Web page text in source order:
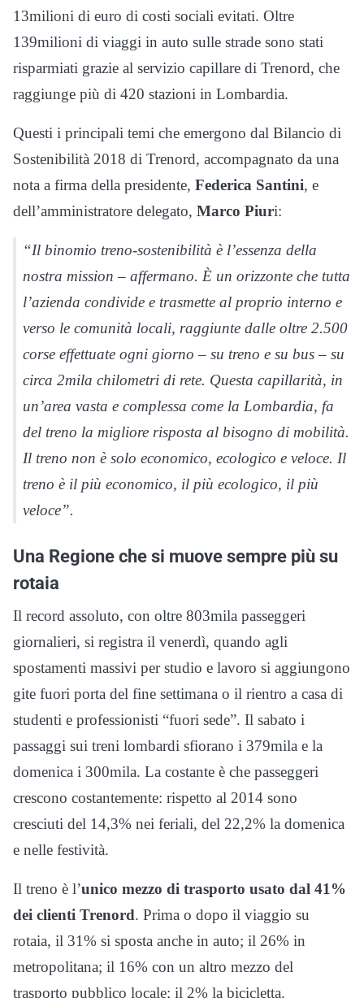
13milioni di euro di costi sociali evitati. Oltre
139milioni di viaggi in auto sulle strade sono stati
risparmiati grazie al servizio capillare di Trenord, che
raggiunge più di 420 stazioni in Lombardia.
Questi i principali temi che emergono dal Bilancio di
Sostenibilità 2018 di Trenord, accompagnato da una
nota a firma della presidente, Federica Santini, e
dell’amministratore delegato, Marco Piuri:
“Il binomio treno-sostenibilità è l’essenza della
nostra mission – affermano. È un orizzonte che tutta
l’azienda condivide e trasmette al proprio interno e
verso le comunità locali, raggiunte dalle oltre 2.500
corse effettuate ogni giorno – su treno e su bus – su
circa 2mila chilometri di rete. Questa capillarità, in
un’area vasta e complessa come la Lombardia, fa
del treno la migliore risposta al bisogno di mobilità.
Il treno non è solo economico, ecologico e veloce. Il
treno è il più economico, il più ecologico, il più
veloce”.
Una Regione che si muove sempre più su
rotaia
Il record assoluto, con oltre 803mila passeggeri
giornalieri, si registra il venerdì, quando agli
spostamenti massivi per studio e lavoro si aggiungono
gite fuori porta del fine settimana o il rientro a casa di
studenti e professionisti “fuori sede”. Il sabato i
passaggi sui treni lombardi sfiorano i 379mila e la
domenica i 300mila. La costante è che passeggeri
crescono costantemente: rispetto al 2014 sono
cresciuti del 14,3% nei feriali, del 22,2% la domenica
e nelle festività.
Il treno è l’unico mezzo di trasporto usato dal 41%
dei clienti Trenord. Prima o dopo il viaggio su
rotaia, il 31% si sposta anche in auto; il 26% in
metropolitana; il 16% con un altro mezzo del
trasporto pubblico locale; il 2% la bicicletta.